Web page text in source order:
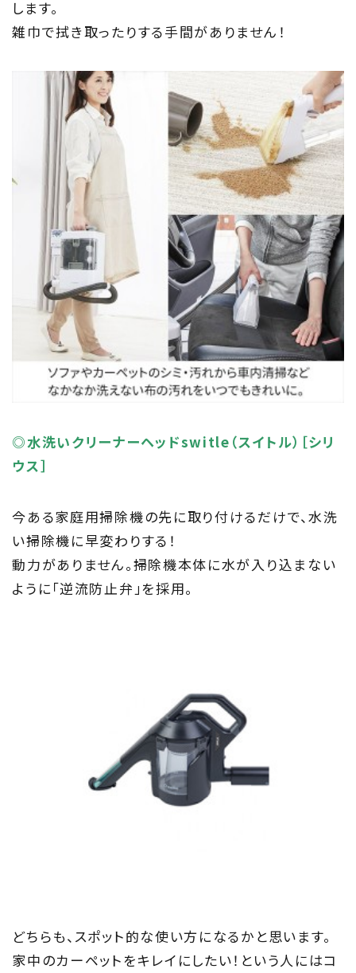
します。
雑巾で拭き取ったりする手間がありません！
◎水洗いクリーナーヘッドswitle（スイトル）［シリ
ウス］
今ある家庭用掃除機の先に取り付けるだけで、水洗
い掃除機に早変わりする！
動力がありません。掃除機本体に水が入り込まない
ように「逆流防止弁」を採用。
どちらも、スポット的な使い方になるかと思います。
家中のカーペットをキレイにしたい！という人にはコ